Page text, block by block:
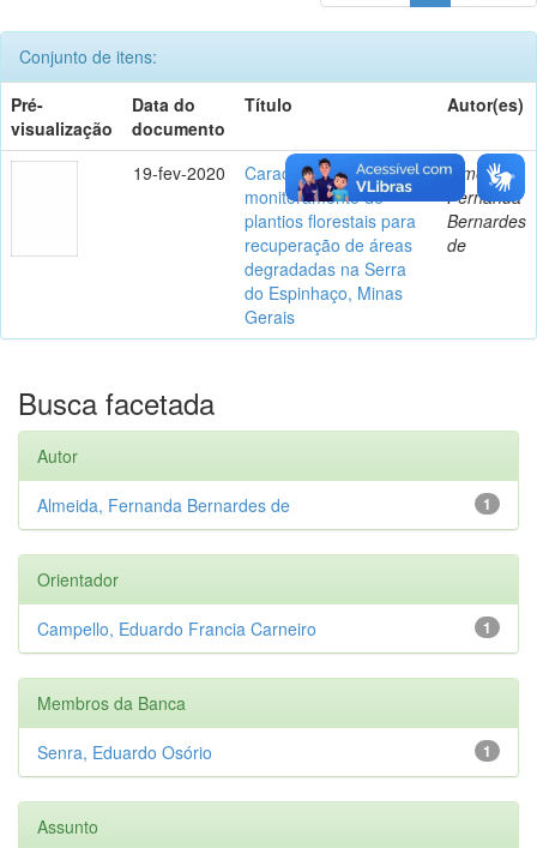
Conjunto de itens:
Pré-
visualização
Data do
documento
Título Autor(es)
19-fev-2020
Caracterização e
monitoramento de
plantios florestais para
recuperação de áreas
degradadas na Serra
do Espinhaço, Minas
Gerais
Almeida,
Fernanda
Bernardes
de
Busca facetada
Autor
1
Almeida, Fernanda Bernardes de
Orientador
1
Campello, Eduardo Francia Carneiro
Membros da Banca
1
Senra, Eduardo Osório
Assunto